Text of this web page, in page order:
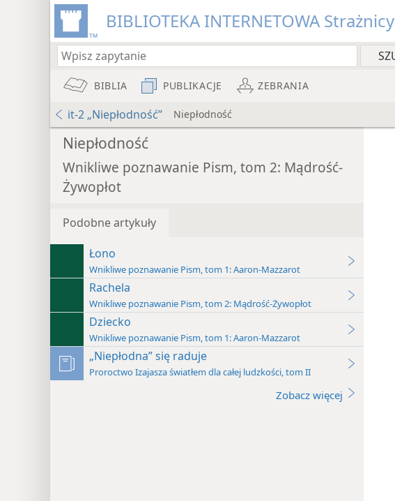
BIBLIOTEKA INTERNETOWA Strażnicy
BIBLIA PUBLIKACJE ZEBRANIA
it-2 „Niepłodność” Niepłodność
Niepłodność
Wnikliwe poznawanie Pism, tom 2: Mądrość-
Żywopłot
Podobne artykuły
Łono
Wnikliwe poznawanie Pism, tom 1: Aaron-Mazzarot
Rachela
Wnikliwe poznawanie Pism, tom 2: Mądrość-Żywopłot
Dziecko
Wnikliwe poznawanie Pism, tom 1: Aaron-Mazzarot
„Niepłodna” się raduje
Proroctwo Izajasza światłem dla całej ludzkości, tom II
Zobacz więcej